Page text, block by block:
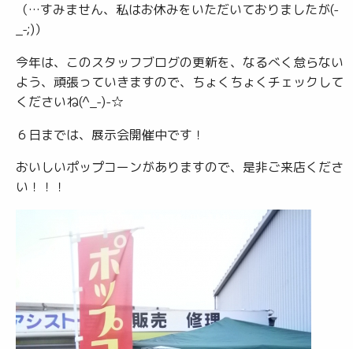
（…すみません、私はお休みをいただいておりましたが(-
_-;)）
今年は、このスタッフブログの更新を、なるべく怠らない
よう、頑張っていきますので、ちょくちょくチェックして
くださいね(^_-)-☆
６日までは、展示会開催中です！
おいしいポップコーンがありますので、是非ご来店くださ
い！！！